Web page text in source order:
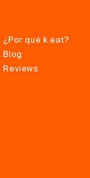
¿Por qué k.eat?
Blog
Reviews